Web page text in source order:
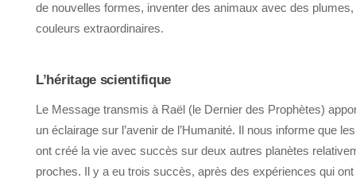
de nouvelles formes, inventer des animaux avec des
couleurs extraordinaires.
L’héritage scientifique
Le Message transmis à Raël (le Dernier des Prophètes)
un éclairage sur l’avenir de l’Humanité. Il nous informe que
ont créé la vie avec succès sur deux autres planètes
proches. Il y a eu trois succès, après des expériences qui